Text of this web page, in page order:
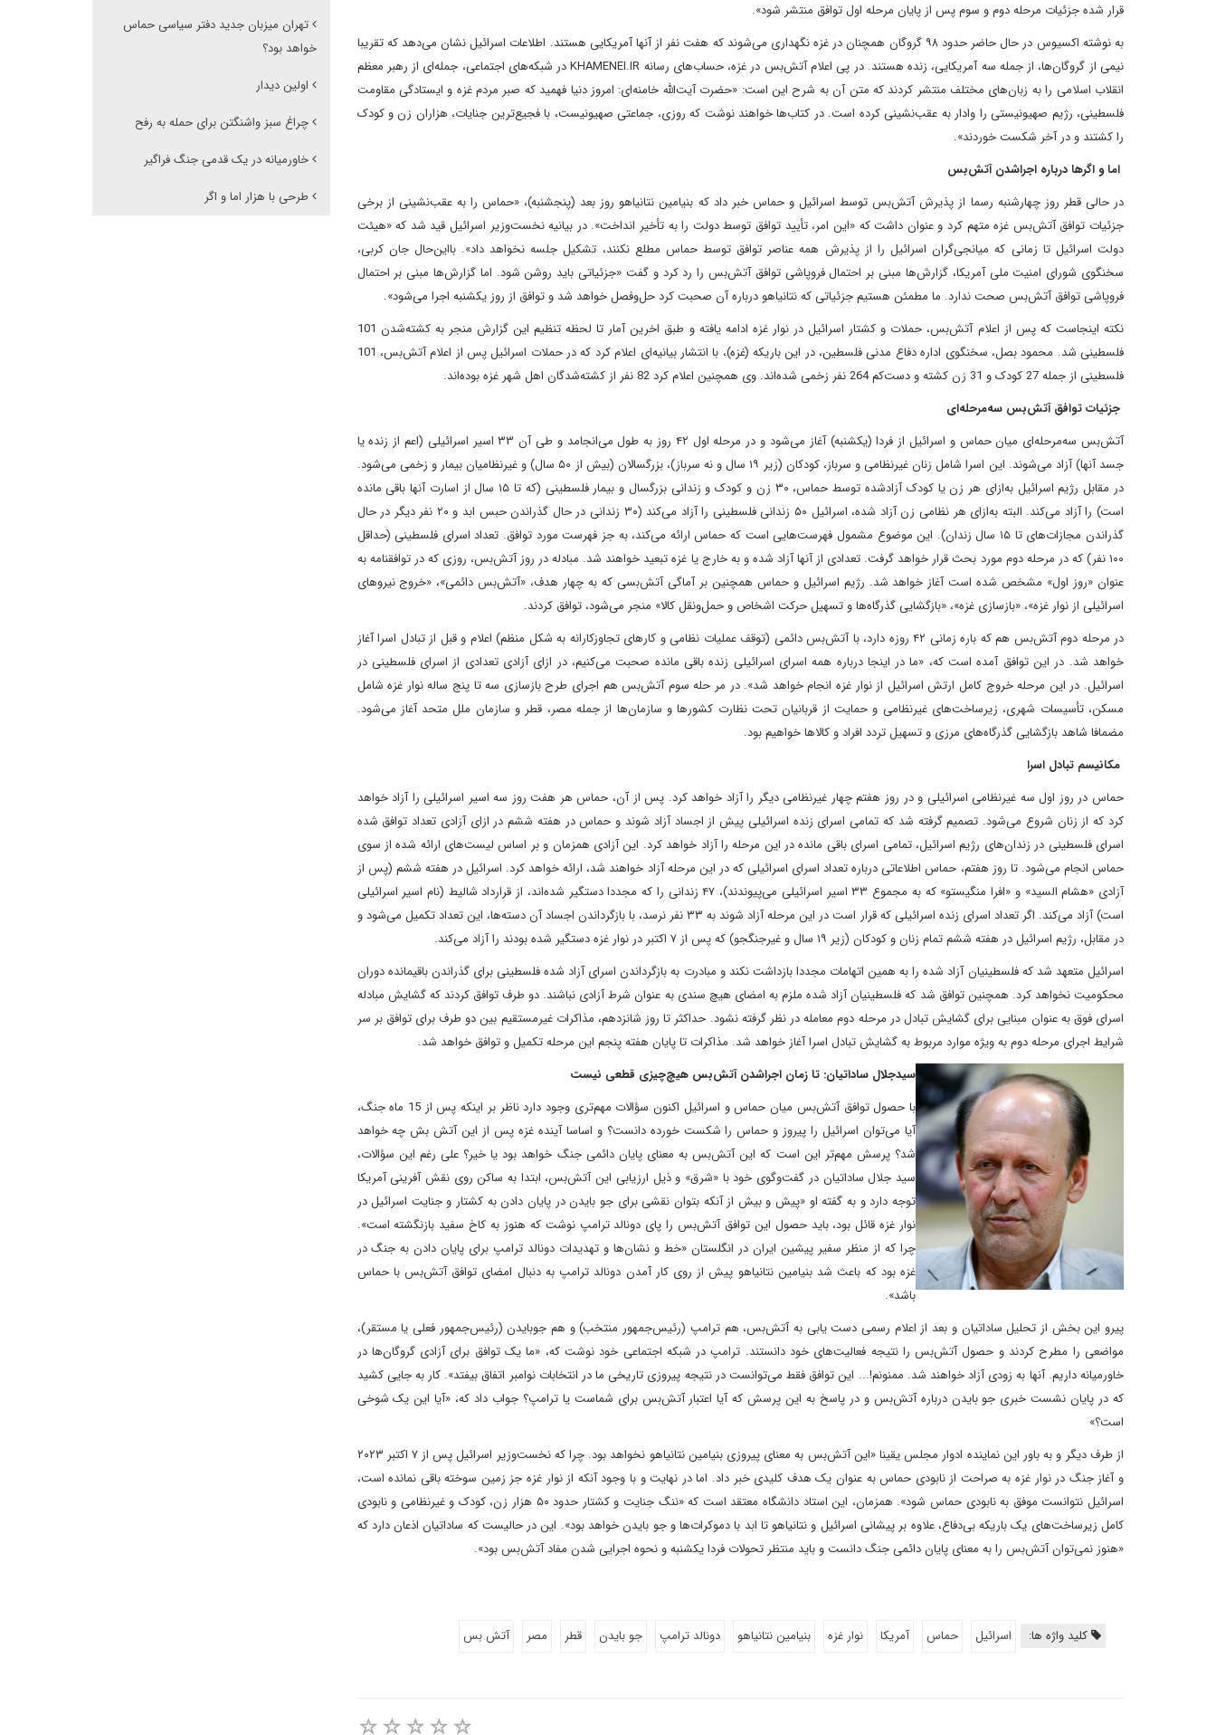
قرار شده جزئیات مرحله دوم و سوم پس از پایان مرحله اول توافق منتشر شود».
به نوشته اکسیوس در حال حاضر حدود ۹۸ گروگان همچنان در غزه نگهداری می‌شوند که هفت نفر از آنها آمریکایی هستند. اطلاعات اسرائیل نشان می‌دهد که تقریبا
نیمی از گروگان‌ها، از جمله سه آمریکایی، زنده هستند. در پی اعلام آتش‌بس در غزه، حساب‌های رسانه KHAMENEI.IR در شبکه‌های اجتماعی، جمله‌ای از رهبر معظم
انقلاب اسلامی را به زبان‌های مختلف منتشر کردند که متن آن به شرح این است: «حضرت آیت‌الله خامنه‌ای: امروز دنیا فهمید که صبر مردم غزه و ایستادگی مقاومت
فلسطینی، رژیم صهیونیستی را وادار به عقب‌نشینی کرده است. در کتاب‌ها خواهند نوشت که روزی، جماعتی صهیونیست، با فجیع‌ترین جنایات، هزاران زن و کودک
را کشتند و در آخر شکست خوردند».
اما و اگرها درباره اجراشدن آتش‌بس
در حالی قطر روز چهارشنبه رسما از پذیرش آتش‌بس توسط اسرائیل و حماس خبر داد که بنیامین نتانیاهو روز بعد (پنجشنبه)، «حماس را به عقب‌نشینی از برخی
جزئیات توافق آتش‌بس غزه متهم کرد و عنوان داشت که «این امر، تأیید توافق توسط دولت را به تأخیر انداخت». در بیانیه نخست‌وزیر اسرائیل قید شد که «هیئت
دولت اسرائیل تا زمانی که میانجی‌گران اسرائیل را از پذیرش همه عناصر توافق توسط حماس مطلع نکنند، تشکیل جلسه نخواهد داد». بااین‌حال جان کربی،
سخنگوی شورای امنیت ملی آمریکا، گزارش‌ها مبنی بر احتمال فروپاشی توافق آتش‌بس را رد کرد و گفت «جزئیاتی باید روشن شود. اما گزارش‌ها مبنی بر احتمال
فروپاشی توافق آتش‌بس صحت ندارد. ما مطمئن هستیم جزئیاتی که نتانیاهو درباره آن صحبت کرد حل‌وفصل خواهد شد و توافق از روز یکشنبه اجرا می‌شود».
نکته اینجاست که پس از اعلام آتش‌بس، حملات و کشتار اسرائیل در نوار غزه ادامه یافته و طبق اخرین آمار تا لحظه تنظیم این گزارش منجر به کشته‌شدن 101
فلسطینی شد. محمود بصل، سخنگوی اداره دفاع مدنی فلسطین، در این باریکه (غزه)، با انتشار بیانیه‌ای اعلام کرد که در حملات اسرائیل پس از اعلام آتش‌بس، 101
فلسطینی از جمله 27 کودک و 31 زن کشته و دست‌کم 264 نفر زخمی شده‌اند. وی همچنین اعلام کرد 82 نفر از کشته‌شدگان اهل شهر غزه بوده‌اند.
جزئیات توافق آتش‌بس سه‌مرحله‌ای
آتش‌بس سه‌مرحله‌ای میان حماس و اسرائیل از فردا (یکشنبه) آغاز می‌شود و در مرحله اول ۴۲ روز به طول می‌انجامد و طی آن ۳۳ اسیر اسرائیلی (اعم از زنده یا
جسد آنها) آزاد می‌شوند. این اسرا شامل زنان غیرنظامی و سرباز، کودکان (زیر ۱۹ سال و نه سرباز)، بزرگسالان (بیش از ۵۰ سال) و غیرنظامیان بیمار و زخمی می‌شود.
در مقابل رژیم اسرائیل به‌ازای هر زن یا کودک آزاد‌شده توسط حماس، ۳۰ زن و کودک و زندانی بزرگسال و بیمار فلسطینی (که تا ۱۵ سال از اسارت آنها باقی مانده
است) را آزاد می‌کند. البته به‌ازای هر نظامی زن آزاد شده، اسرائیل ۵۰ زندانی فلسطینی را آزاد می‌کند (۳۰ زندانی در حال گذراندن حبس ابد و ۲۰ نفر دیگر در حال
گذراندن مجازات‌های تا ۱۵ سال زندان). این موضوع مشمول فهرست‌هایی است که حماس ارائه می‌کند، به جز فهرست مورد توافق. تعداد اسرای فلسطینی (حداقل
۱۰۰ نفر) که در مرحله دوم مورد بحث قرار خواهد گرفت. تعدادی از آنها آزاد شده و به خارج یا غزه تبعید خواهند شد. مبادله در روز آتش‌بس، روزی که در توافقنامه به
عنوان «روز اول» مشخص شده است آغاز خواهد شد. رژیم اسرائیل و حماس همچنین بر آماگی آتش‌بسی که به چهار هدف، «آتش‌بس دائمی»، «خروج نیروهای
اسرائیلی از نوار غزه»، «بازسازی غزه»، «بازگشایی گذرگاه‌ها و تسهیل حرکت اشخاص و حمل‌ونقل کالا» منجر می‌شود، توافق کردند.
در مرحله دوم آتش‌بس هم که باره زمانی ۴۲ روزه دارد، با آتش‌بس دائمی (توقف عملیات نظامی و کارهای تجاوزکارانه به شکل منظم) اعلام و قبل از تبادل اسرا آغاز
خواهد شد. در این توافق آمده است که، «ما در اینجا درباره همه اسرای اسرائیلی زنده باقی مانده صحبت می‌کنیم، در ازای آزادی تعدادی از اسرای فلسطینی در
اسرائیل. در این مرحله خروج کامل ارتش اسرائیل از نوار غزه انجام خواهد شد». در مر حله سوم آتش‌بس هم اجرای طرح بازسازی سه تا پنج ساله نوار غزه شامل
مسکن، تأسیسات شهری، زیرساخت‌های غیرنظامی و حمایت از قربانیان تحت نظارت کشورها و سازمان‌ها از جمله مصر، قطر و سازمان ملل متحد آغاز می‌شود.
مضمافا شاهد بازگشایی گذرگاه‌های مرزی و تسهیل تردد افراد و کالاها خواهیم بود.
مکانیسم تبادل اسرا
حماس در روز اول سه غیرنظامی اسرائیلی و در روز هفتم چهار غیرنظامی دیگر را آزاد خواهد کرد. پس از آن، حماس هر هفت روز سه اسیر اسرائیلی را آزاد خواهد
کرد که از زنان شروع می‌شود. تصمیم گرفته شد که تمامی اسرای زنده اسرائیلی پیش از اجساد آزاد شوند و حماس در هفته ششم در ازای آزادی تعداد توافق شده
اسرای فلسطینی در زندان‌های رژیم اسرائیل، تمامی اسرای باقی مانده در این مرحله را آزاد خواهد کرد. این آزادی همزمان و بر اساس لیست‌های ارائه شده از سوی
حماس انجام می‌شود. تا روز هفتم، حماس اطلاعاتی درباره تعداد اسرای اسرائیلی که در این مرحله آزاد خواهند شد، ارائه خواهد کرد. اسرائیل در هفته ششم (پس از
آزادی «هشام السید» و «افرا منگیستو» که به مجموع ۳۳ اسیر اسرائیلی می‌پیوندند)، ۴۷ زندانی را که مجددا دستگیر شده‌اند، از قرارداد شالیط (نام اسیر اسرائیلی
است) آزاد می‌کند. اگر تعداد اسرای زنده اسرائیلی که قرار است در این مرحله آزاد شوند به ۳۳ نفر نرسد، با بازگرداندن اجساد آن دسته‌ها، این تعداد تکمیل می‌شود و
در مقابل، رژیم اسرائیل در هفته ششم تمام زنان و کودکان (زیر ۱۹ سال و غیرجنگجو) که پس از ۷ اکتبر در نوار غزه دستگیر شده بودند را آزاد می‌کند.
اسرائیل متعهد شد که فلسطینیان آزاد شده را به همین اتهامات مجددا بازداشت نکند و مبادرت به بازگرداندن اسرای آزاد شده فلسطینی برای گذراندن باقیمانده دوران
محکومیت نخواهد کرد. همچنین توافق شد که فلسطینیان آزاد شده ملزم به امضای هیچ سندی به عنوان شرط آزادی نباشند. دو طرف توافق کردند که گشایش مبادله
اسرای فوق به عنوان مبنایی برای گشایش تبادل در مرحله دوم معامله در نظر گرفته نشود. حداکثر تا روز شانزدهم، مذاکرات غیرمستقیم بین دو طرف برای توافق بر سر
شرایط اجرای مرحله دوم به ویژه موارد مربوط به گشایش تبادل اسرا آغاز خواهد شد. مذاکرات تا پایان هفته پنجم این مرحله تکمیل و توافق خواهد شد.
سیدجلال ساداتیان: تا زمان اجراشدن آتش‌بس هیچ‌چیزی قطعی نیست
با حصول توافق آتش‌بس میان حماس و اسرائیل اکنون سؤالات مهم‌تری وجود دارد ناظر بر اینکه پس از 15 ماه جنگ،
آیا می‌توان اسرائیل را پیروز و حماس را شکست خورده دانست؟ و اساسا آینده غزه پس از این آتش بش چه خواهد
شد؟ پرسش مهم‌تر این است که این آتش‌بس به معنای پایان دائمی جنگ خواهد بود یا خیر؟ علی رغم این سؤالات،
سید جلال ساداتیان در گفت‌وگوی خود با «شرق» و ذیل ارزیابی این آتش‌بس، ابتدا به ساکن روی نقش آفرینی آمریکا
توجه دارد و به گفته او «پیش و بیش از آنکه بتوان نقشی برای جو بایدن در پایان دادن به کشتار و جنایت اسرائیل در
نوار غزه قائل بود، باید حصول این توافق آتش‌بس را پای دونالد ترامپ نوشت که هنوز به کاخ سفید بازنگشته است».
چرا که از منظر سفیر پیشین ایران در انگلستان «خط و نشان‌ها و تهدیدات دونالد ترامپ برای پایان دادن به جنگ در
غزه بود که باعث شد بنیامین نتانیاهو پیش از روی کار آمدن دونالد ترامپ به دنبال امضای توافق آتش‌بس با حماس
باشد».
پیرو این بخش از تحلیل ساداتیان و بعد از اعلام رسمی دست یابی به آتش‌بس، هم ترامپ (رئیس‌جمهور منتخب) و هم جوبایدن (رئیس‌جمهور فعلی یا مستقر)،
مواضعی را مطرح کردند و حصول آتش‌بس را نتیجه فعالیت‌های خود دانستند. ترامپ در شبکه اجتماعی خود نوشت که، «ما یک توافق برای آزادی گروگان‌ها در
خاورمیانه داریم. آنها به زودی آزاد خواهند شد. ممنونم!... این توافق فقط می‌توانست در نتیجه پیروزی تاریخی ما در انتخابات نوامبر اتفاق بیفتد». کار به جایی کشید
که در پایان نشست خبری جو بایدن درباره آتش‌بس و در پاسخ به این پرسش که آیا اعتبار آتش‌بس برای شماست یا ترامپ؟ جواب داد که، «آیا این یک شوخی
است؟»
از طرف دیگر و به باور این نماینده ادوار مجلس یقینا «این آتش‌بس به معنای پیروزی بنیامین نتانیاهو نخواهد بود. چرا که نخست‌وزیر اسرائیل پس از ۷ اکتبر ۲۰۲۳
و آغاز جنگ در نوار غزه به صراحت از نابودی حماس به عنوان یک هدف کلیدی خبر داد. اما در نهایت و با وجود آنکه از نوار غزه جز زمین سوخته باقی نمانده است،
اسرائیل نتوانست موفق به نابودی حماس شود». همزمان، این استاد دانشگاه معتقد است که «ننگ جنایت و کشتار حدود ۵۰ هزار زن، کودک و غیرنظامی و نابودی
کامل زیرساخت‌های یک باریکه بی‌دفاع، علاوه بر پیشانی اسرائیل و نتانیاهو تا ابد با دموکرات‌ها و جو بایدن خواهد بود». این در حالیست که ساداتیان اذعان دارد که
«هنوز نمی‌توان آتش‌بس را به معنای پایان دائمی جنگ دانست و باید منتظر تحولات فردا یکشنبه و نحوه اجرایی شدن مفاد آتش‌بس بود».
کلید واژه ها: اسرائیل حماس آمریکا نوار غزه بنیامین نتانیاهو دونالد ترامپ جو بایدن قطر مصر آتش بس
تهران میزبان جدید دفتر سیاسی حماس
خواهد بود؟‌
اولین دیدار
چراغ سبز واشنگتن برای حمله به رفح
خاورمیانه در یک قدمی جنگ فراگیر
طرحی با هزار اما و اگر